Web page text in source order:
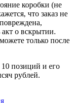
коробки (не
что заказ не
акт о вскрытии.
только после
позиций и его
рублей.